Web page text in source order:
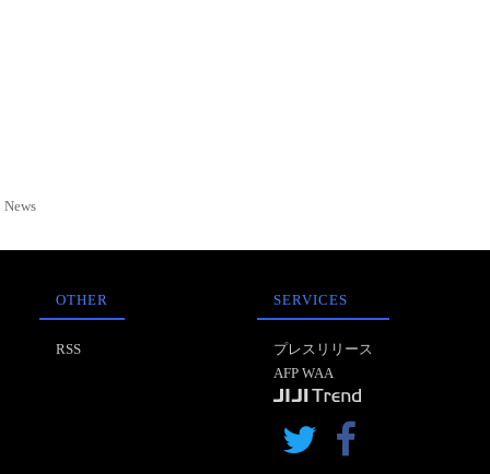
OTHER
RSS
SERVICES
プレスリリース
AFP WAA